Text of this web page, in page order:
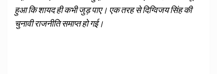
हुआ कि शायद ही कभी जुड़ पाए। एक तरह से दिग्विजय सिंह की
चुनावी राजनीति समाप्त हो गई।